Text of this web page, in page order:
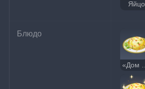
Яйцо
Блюдо